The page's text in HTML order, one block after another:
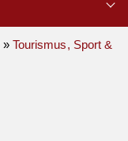
» Tourismus, Sport &